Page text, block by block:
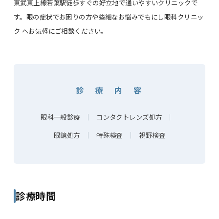
東武東上線若葉駅徒歩すぐの好立地で通いやすいクリニックで
す。眼の症状でお困りの方や些細なお悩みでもにし眼科クリニッ
ク へお気軽にご相談ください。
診 療 内 容
眼科一般診療 ｜ コンタクトレンズ処方
｜
眼鏡処方
｜ 特殊検査 ｜ 視野検査
診療時間